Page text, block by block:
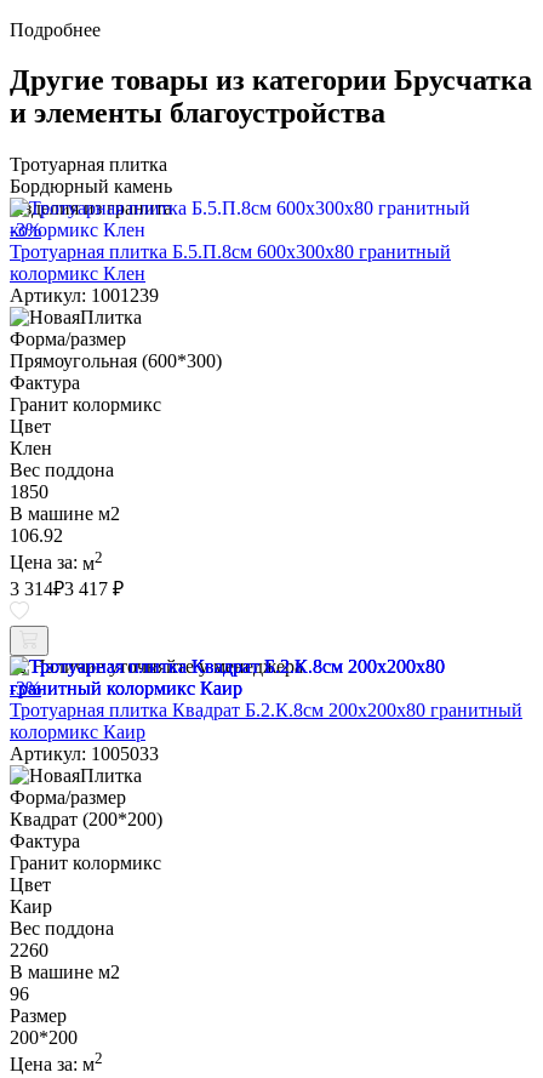
Подробнее
Другие товары из категории Брусчатка
и элементы благоустройства
Тротуарная плитка
Бордюрный камень
Изделия из гранита
-3%
Тротуарная плитка Б.5.П.8см 600х300х80 гранитный
колормикс Клен
Артикул: 1001239
Форма/размер
Прямоугольная (600*300)
Фактура
Гранит колормикс
Цвет
Клен
Вес поддона
1850
В машине м2
106.92
Цена за: м2
3 314₽3 417 ₽
Наличие уточняйте у менеджера
-3%
Тротуарная плитка Квадрат Б.2.К.8см 200х200х80 гранитный
колормикс Каир
Артикул: 1005033
Форма/размер
Квадрат (200*200)
Фактура
Гранит колормикс
Цвет
Каир
Вес поддона
2260
В машине м2
96
Размер
200*200
Цена за: м2